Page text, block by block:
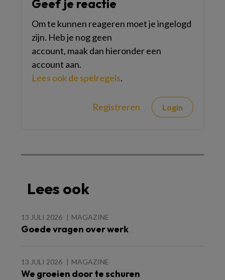
Geef je reactie
Om te kunnen reageren moet je ingelogd
zijn. Heb je nog geen
account, maak dan hieronder een
account aan.
Lees ook de spelregels.
Registreren Login
Lees ook
13 JULI 2026 MAGAZINE
Goede vragen over werk
13 JULI 2026 MAGAZINE
We groeien door te schuren